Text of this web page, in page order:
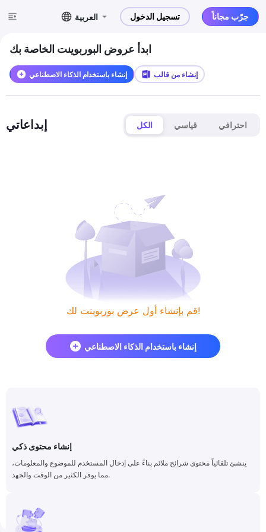
العربية تسجيل الدخول جرّب مجاناً
ابدأ عروض البوربوينت الخاصة بك
إنشاء باستخدام الذكاء الاصطناعي إنشاء من قالب
إبداعاتي الكل قياسي احترافي
قم بإنشاء أول عرض بوربوينت لك!
إنشاء باستخدام الذكاء الاصطناعي
إنشاء محتوى ذكي
ينشئ تلقائياً محتوى شرائح ملائم بناءً على إدخال المستخدم للموضوع والمعلومات،
مما يوفر الكثير من الوقت والجهد.